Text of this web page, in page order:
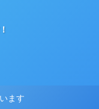
ます